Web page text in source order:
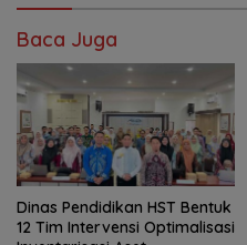
Baca Juga
Dinas Pendidikan HST Bentuk
12 Tim Intervensi Optimalisasi